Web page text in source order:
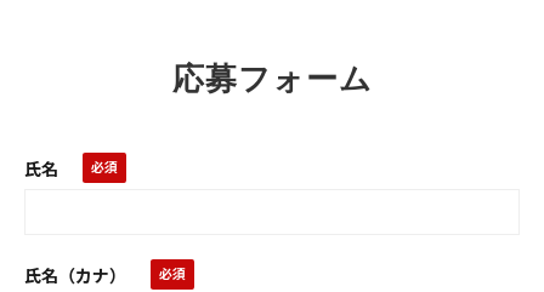
応募フォーム
氏名
氏名（カナ）